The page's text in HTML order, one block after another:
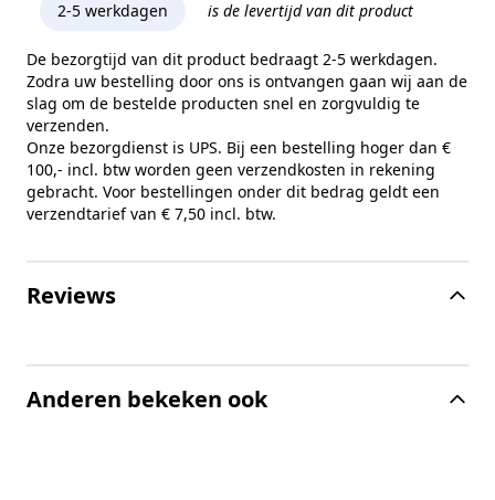
2-5 werkdagen is de levertijd van dit product
De bezorgtijd van dit product bedraagt 2-5 werkdagen.
Zodra uw bestelling door ons is ontvangen gaan wij aan de
slag om de bestelde producten snel en zorgvuldig te
verzenden.
Onze bezorgdienst is UPS. Bij een bestelling hoger dan €
100,- incl. btw worden geen verzendkosten in rekening
gebracht. Voor bestellingen onder dit bedrag geldt een
verzendtarief van € 7,50 incl. btw.
Reviews
Anderen bekeken ook